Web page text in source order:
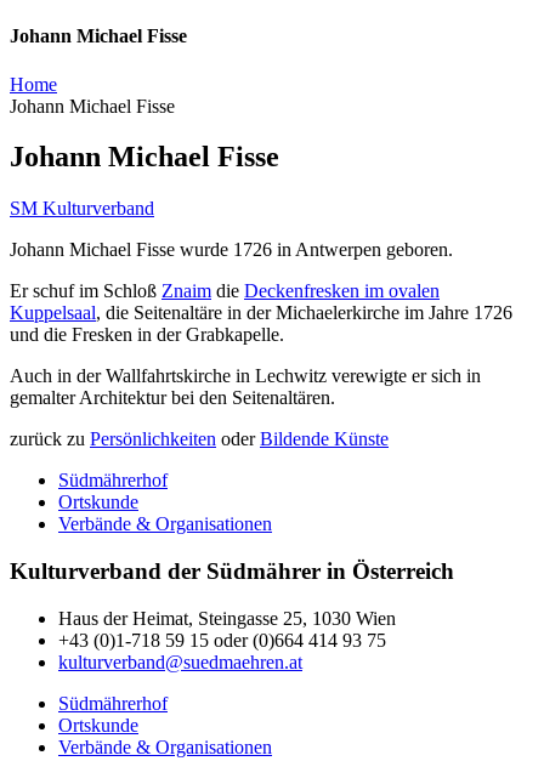
Johann Michael Fisse
Home
Johann Michael Fisse
Johann Michael Fisse
SM Kulturverband
Johann Michael Fisse wurde 1726 in Antwerpen geboren.
Er schuf im Schloß Znaim die Deckenfresken im ovalen
Kuppelsaal, die Seitenaltäre in der Michaelerkirche im Jahre 1726
und die Fresken in der Grabkapelle.
Auch in der Wallfahrtskirche in Lechwitz verewigte er sich in
gemalter Architektur bei den Seitenaltären.
zurück zu Persönlichkeiten oderBildende Künste
Südmährerhof
Ortskunde
Verbände & Organisationen
Kulturverband der Südmährer in Österreich
Haus der Heimat, Steingasse 25, 1030 Wien
+43 (0)1-718 59 15 oder (0)664 414 93 75
kulturverband@suedmaehren.at
Südmährerhof
Ortskunde
Verbände & Organisationen